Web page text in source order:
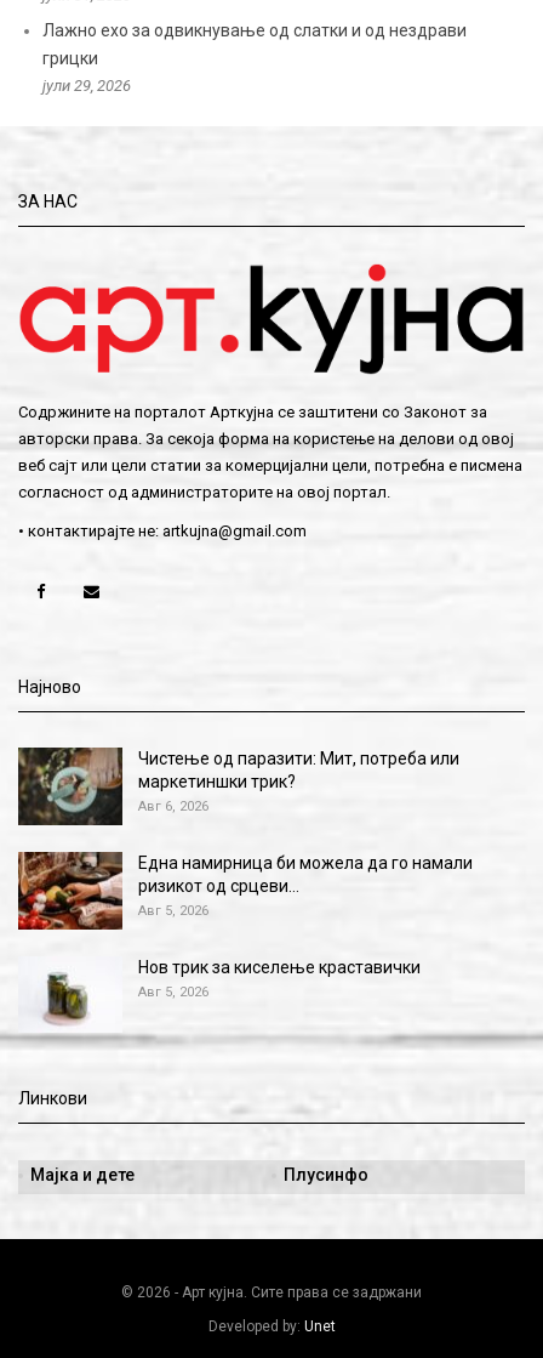
Лажно ехо за одвикнување од слатки и од нездрави
грицки
јули 29, 2026
ЗА НАС
Содржините на порталот Арткујна се заштитени со Законот за
авторски права. За секоја форма на користење на делови од овој
веб сајт или цели статии за комерцијални цели, потребна е писмена
согласност од администраторите на овој портал.
• контактирајте не: artkujna@gmail.com
Најново
Чистење од паразити: Мит, потреба или
маркетиншки трик?
Авг 6, 2026
Една намирница би можела да го намали
ризикот од срцеви…
Авг 5, 2026
Нов трик за киселење краставички
Авг 5, 2026
Линкови
Мајка и дете Плусинфо
© 2026 - Арт кујна. Сите права се задржани
Developed by: Unet